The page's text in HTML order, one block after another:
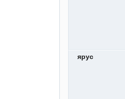
ярус